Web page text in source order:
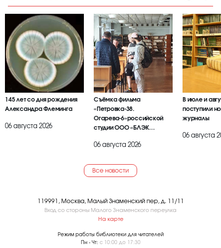
145 лет со дня рождения
Александра Флеминга
06 августа 2026
Съёмка фильма
«Петровка-38.
Огарева-6»российской
студии ООО «БЛЭК
06 августа 2026
В июле и
поступили
журналы
06 августа
Все новости
119991, Москва, Малый Знаменский пер, д. 11/11
Вход со стороны Малого Знаменского переулка
На карте
Режим работы библиотеки для читателей
Пн - Чт: с 10:00 до 17:30